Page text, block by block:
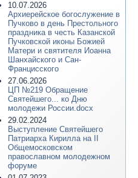
10.07.2026
Архиерейское богослужение в
Пучково в день Престольного
праздника в честь Казанской
Пучковской иконы Божией
Матери и святителя Иоанна
Шанхайского и Сан-
Францисского
27.06.2026
ЦП №219 Обращение
Святейшего... ко Дню
молодежи России.docx
29.02.2024
Выступление Святейшего
Патриарха Кирилла на II
Общемосковском
православном молодежном
форуме